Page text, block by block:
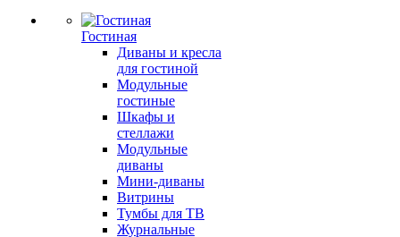
Гостиная
Диваны и кресла
для гостиной
Модульные
гостиные
Шкафы и
стеллажи
Модульные
диваны
Мини-диваны
Витрины
Тумбы для ТВ
Журнальные